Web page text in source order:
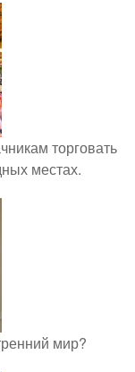
торговать
местах.
мир?